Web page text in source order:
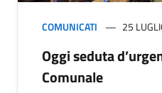
COMUNICATI 25
Oggi seduta
Comunale